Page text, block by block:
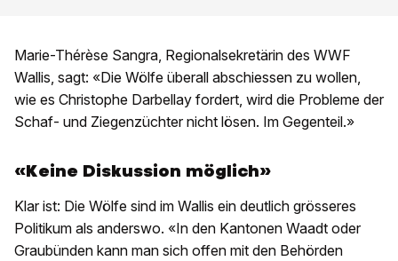
Marie-Thérèse Sangra, Regionalsekretärin des WWF
Wallis, sagt: «Die Wölfe überall abschiessen zu wollen,
wie es Christophe Darbellay fordert, wird die Probleme der
Schaf- und Ziegenzüchter nicht lösen. Im Gegenteil.»
«Keine Diskussion möglich»
Klar ist: Die Wölfe sind im Wallis ein deutlich grösseres
Politikum als anderswo. «In den Kantonen Waadt oder
Graubünden kann man sich offen mit den Behörden